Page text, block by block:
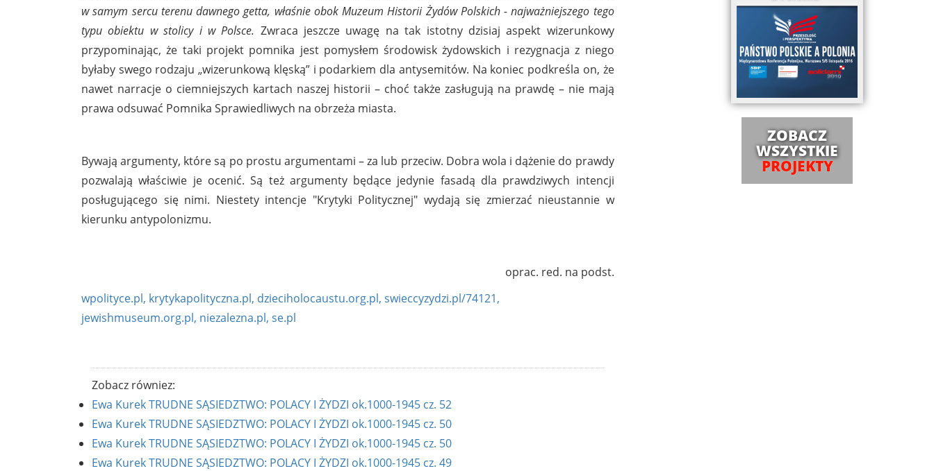
w samym sercu terenu dawnego getta, właśnie obok Muzeum Historii Żydów Polskich - najważniejszego tego
typu obiektu w stolicy i w Polsce. Zwraca jeszcze uwagę na tak istotny dzisiaj aspekt wizerunkowy
przypominając, że taki projekt pomnika jest pomysłem środowisk żydowskich i rezygnacja z niego
byłaby swego rodzaju „wizerunkową klęską” i podarkiem dla antysemitów. Na koniec podkreśla on, że
nawet narracje o ciemniejszych kartach naszej historii – choć także zasługują na prawdę – nie mają
prawa odsuwać Pomnika Sprawiedliwych na obrzeża miasta.
Bywają argumenty, które są po prostu argumentami – za lub przeciw. Dobra wola i dążenie do prawdy
pozwalają właściwie je ocenić. Są też argumenty będące jedynie fasadą dla prawdziwych intencji
posługującego się nimi. Niestety intencje "Krytyki Politycznej" wydają się zmierzać nieustannie w
kierunku antypolonizmu.
oprac. red. na podst.
wpolityce.pl, krytykapolityczna.pl, dzieciholocaustu.org.pl, swieccyzydzi.pl/74121,
jewishmuseum.org.pl, niezalezna.pl, se.pl
Zobacz równiez:
Ewa Kurek TRUDNE SĄSIEDZTWO: POLACY I ŻYDZI ok.1000-1945 cz. 52
Ewa Kurek TRUDNE SĄSIEDZTWO: POLACY I ŻYDZI ok.1000-1945 cz. 50
Ewa Kurek TRUDNE SĄSIEDZTWO: POLACY I ŻYDZI ok.1000-1945 cz. 50
Ewa Kurek TRUDNE SĄSIEDZTWO: POLACY I ŻYDZI ok.1000-1945 cz. 49
ZOBACZ
WSZYSTKIE
PROJEKTY